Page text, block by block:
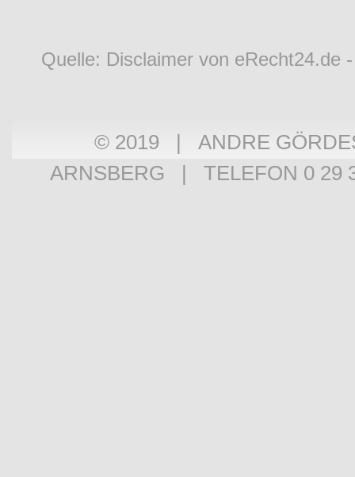
Quelle: Disclaimer von eRecht24.de
© 2019 | ANDRE
ARNSBERG | TELEFON 0